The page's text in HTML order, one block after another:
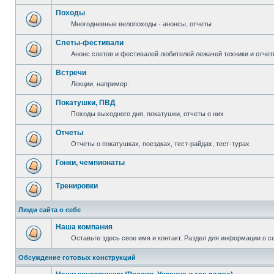
Походы
Многодневные велопоходы - анонсы, отчеты
Слеты-фестивали
Анонс слетов и фестивалей любителей лежачей техники и
Встречи
Лекции, например.
Покатушки, ПВД
Походы выходного дня, покатушки, отчеты о них
Отчеты
Отчеты о покатушках, поездках, тест-райдах, тест-турах
Гонки, чемпионаты
Тренировки
Люди сайта о себе
Наша компания
Оставьте здесь свое имя и контакт. Раздел для информации о
Обсуждение готовых конструкций